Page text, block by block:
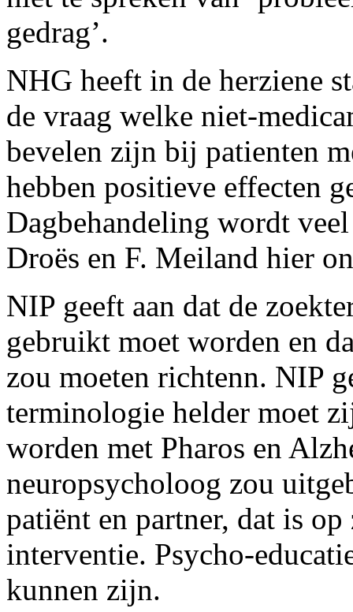
gedrag’.
NHG heeft in de herziene
de vraag welke niet-
bevelen zijn bij patienten
hebben positieve effecten
Dagbehandeling wordt
Droës en F. Meiland hier
NIP geeft aan dat de
gebruikt moet worden en
zou moeten richtenn. NIP
terminologie helder moet
worden met Pharos en
neuropsycholoog zou
patiënt en partner, dat is
interventie. Psycho-
kunnen zijn.